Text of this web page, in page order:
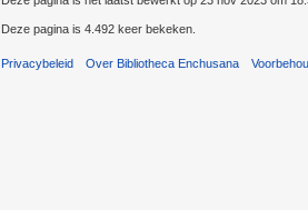
Deze pagina is 4.492 keer bekeken.
Privacybeleid Over Bibliotheca Enchusana